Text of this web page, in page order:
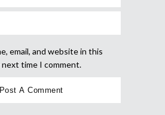
email, and website in this
time I comment.